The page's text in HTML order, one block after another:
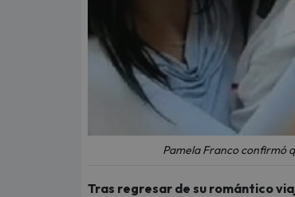
Pamela Franco confirmó
Tras regresar de su romántico